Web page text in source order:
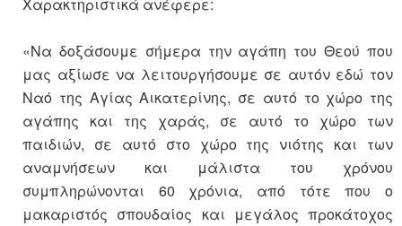
Χαρακτηριστικά ανέφερε:
«Να δοξάσουμε σήμερα την αγάπη του Θεού που
μας αξίωσε να λειτουργήσουμε σε αυτόν εδώ τον
Ναό της Αγίας Αικατερίνης, σε αυτό το χώρο της
αγάπης και της χαράς, σε αυτό το χώρο των
παιδιών, σε αυτό στο χώρο της νιότης και των
αναμνήσεων και μάλιστα του χρόνου
συμπληρώνονται 60 χρόνια, από τότε που ο
μακαριστός σπουδαίος και μεγάλος προκάτοχος